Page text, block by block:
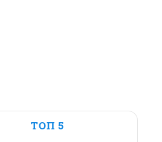
ТОП 5